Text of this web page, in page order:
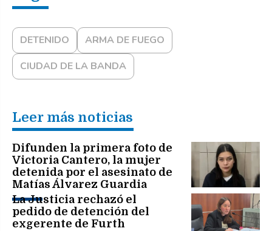
DETENIDO
ARMA DE FUEGO
CIUDAD DE LA BANDA
Leer más noticias
Difunden la primera foto de
Victoria Cantero, la mujer
detenida por el asesinato de
Matías Álvarez Guardia
La Justicia rechazó el
pedido de detención del
exgerente de Furth